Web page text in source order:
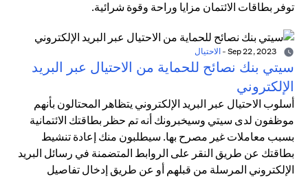
توفر بطاقات الائتمان مزايا وراحة وقوة شرائية.
- الاحتيال
سيتي بنك نصائح للحماية من الاحتيال عبر البريد
الإلكتروني
أسلوب الاحتيال عبر البريد الإلكتروني يتظاهر المحتالون بأنهم
موظفون لدى سيتي وسيخبرونك أنه تم حظر بطاقتك الائتمانية
بسبب معاملات غير مصرح بها. سيطلبون منك إعادة تنشيط
بطاقتك عن طريق النقر على الروابط المتضمنة في رسائل البريد
الإلكتروني المرسلة من قبلهم أو عن طريق إدخال تفاصيل